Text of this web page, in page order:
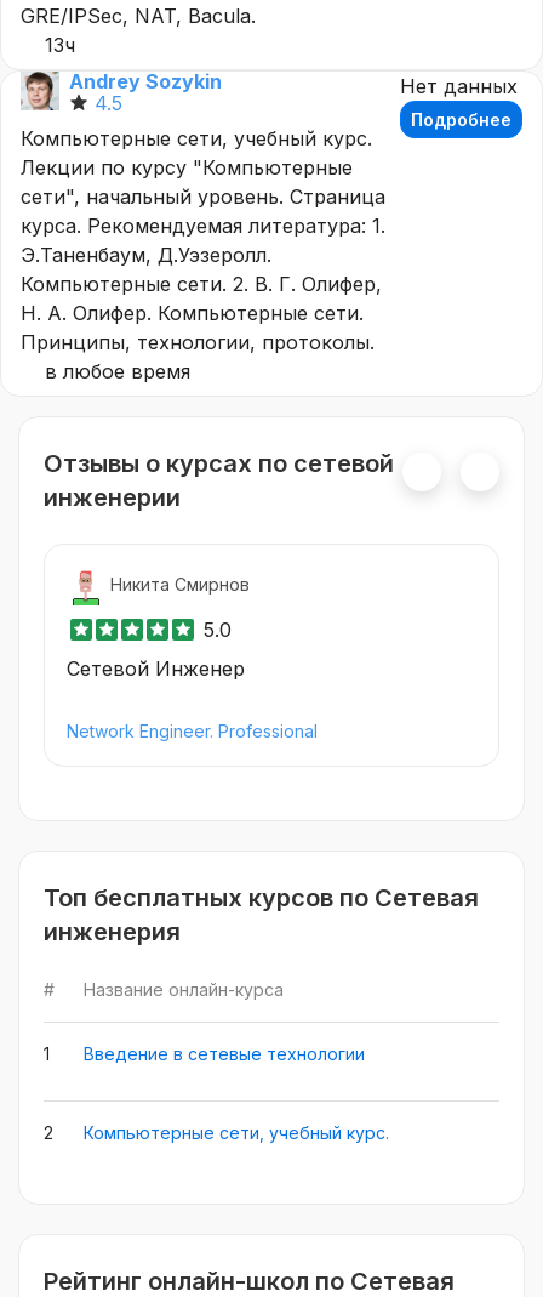
GRE/IPSec, NAT, Bacula.
13ч
Andrey Sozykin
4.5
Компьютерные сети, учебный курс.
Лекции по курсу "Компьютерные
сети", начальный уровень. Страница
курса. Рекомендуемая литература: 1.
Э.Таненбаум, Д.Уэзеролл.
Компьютерные сети. 2. В. Г. Олифер,
Н. А. Олифер. Компьютерные сети.
Принципы, технологии, протоколы.
в любое время
Нет данных
Подробнее
Отзывы о курсах по сетевой
инженерии
Никита Смирнов
5.0
Сетевой Инженер
Network Engineer. Professional
Топ бесплатных курсов по Сетевая
инженерия
# Название онлайн-курса
1 Введение в сетевые технологии
2 Компьютерные сети, учебный курс.
Рейтинг онлайн-школ по Сетевая